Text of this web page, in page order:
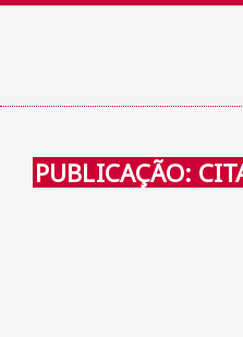
PUBLICAÇÃO: